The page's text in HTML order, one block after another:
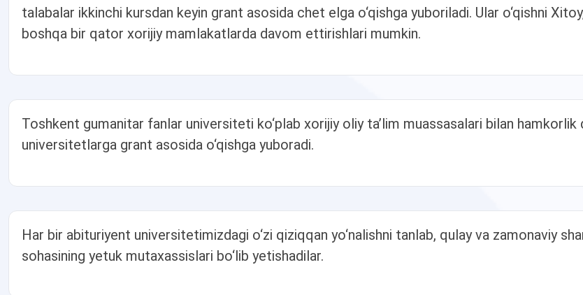
talabalar ikkinchi kursdan keyin grant asosida chet elga o‘qishga yuboriladi. Ular o‘qishni
boshqa bir qator xorijiy mamlakatlarda davom ettirishlari mumkin.
Toshkent gumanitar fanlar universiteti ko‘plab xorijiy oliy ta’lim muassasalari bilan
universitetlarga grant asosida o‘qishga yuboradi.
Har bir abituriyent universitetimizdagi o‘zi qiziqqan yo‘nalishni tanlab, qulay va zamonaviy
sohasining yetuk mutaxassislari bo‘lib yetishadilar.